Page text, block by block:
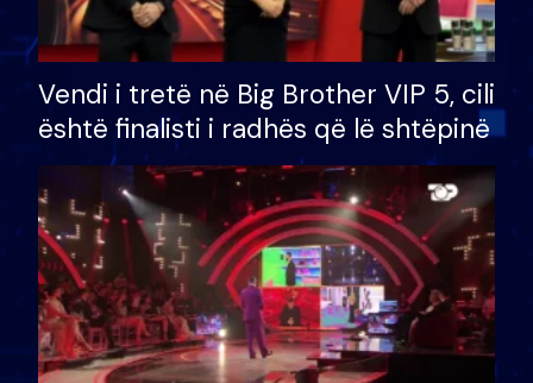
Vendi i tretë në Big Brother VIP 5, cili
është finalisti i radhës që lë shtëpinë